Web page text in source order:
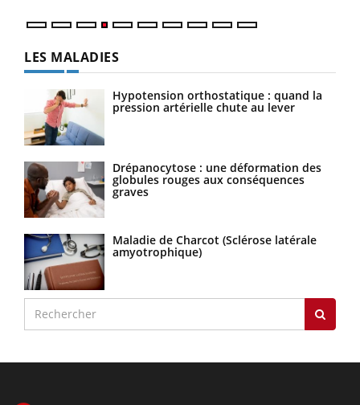
LES MALADIES
Hypotension orthostatique : quand la
pression artérielle chute au lever
Drépanocytose : une déformation des
globules rouges aux conséquences
graves
Maladie de Charcot (Sclérose latérale
amyotrophique)